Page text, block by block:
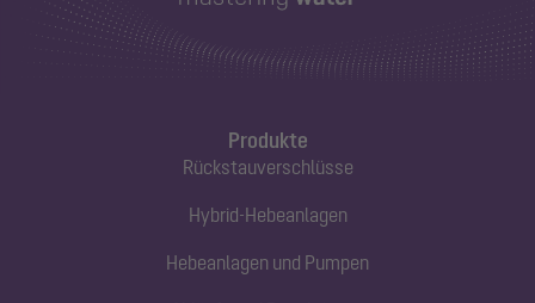
Produkte
Rückstauverschlüsse
Hybrid-Hebeanlagen
Hebeanlagen und Pumpen